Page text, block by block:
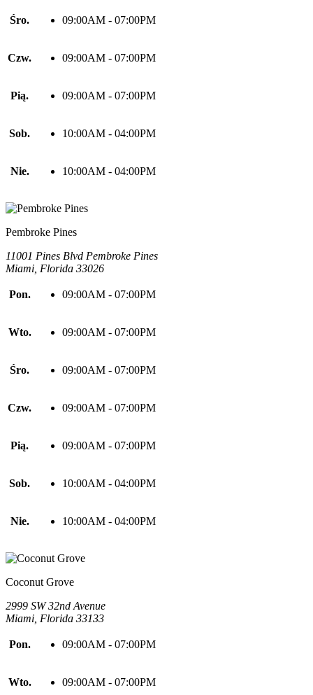
Śro. 09:00AM - 07:00PM
Czw. 09:00AM - 07:00PM
Pią. 09:00AM - 07:00PM
Sob. 10:00AM - 04:00PM
Nie. 10:00AM - 04:00PM
Pembroke Pines
11001 Pines Blvd Pembroke Pines
Miami, Florida 33026
Pon. 09:00AM - 07:00PM
Wto. 09:00AM - 07:00PM
Śro. 09:00AM - 07:00PM
Czw. 09:00AM - 07:00PM
Pią. 09:00AM - 07:00PM
Sob. 10:00AM - 04:00PM
Nie. 10:00AM - 04:00PM
Coconut Grove
2999 SW 32nd Avenue
Miami, Florida 33133
Pon. 09:00AM - 07:00PM
Wto. 09:00AM - 07:00PM